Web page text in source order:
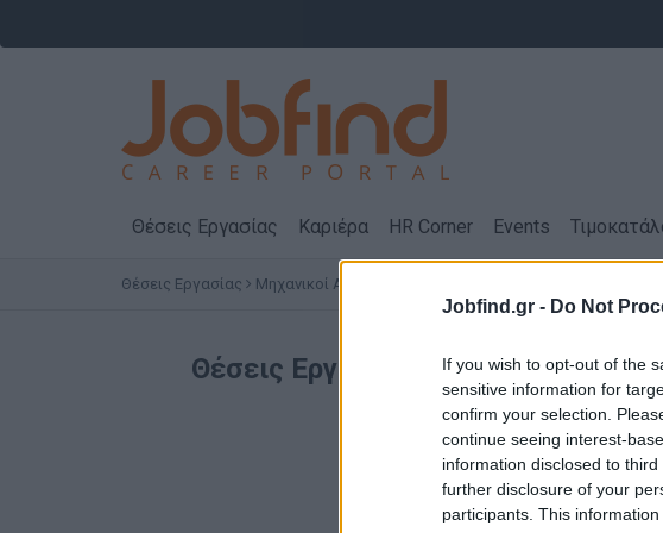
Jobfind.gr - Do Not
If you wish to opt-out of the
sensitive information for
confirm your selection.
continue seeing interest-
information disclosed to
further disclosure of your
participants. This
Θέσεις Εργασίας Καριέρα HR Corner Events
Θέσεις Εργασίας Μηχανικοί ΑΕΙ / ΤΕΙ - Επιστήμες
Θέσεις Εργασίας Μηχανικοί ΑΕΙ /
Δεν